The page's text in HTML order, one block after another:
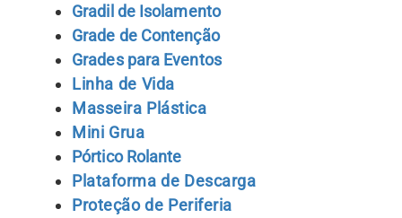
Gradil de Isolamento
Grade de Contenção
Grades para Eventos
Linha de Vida
Masseira Plástica
Mini Grua
Pórtico Rolante
Plataforma de Descarga
Proteção de Periferia